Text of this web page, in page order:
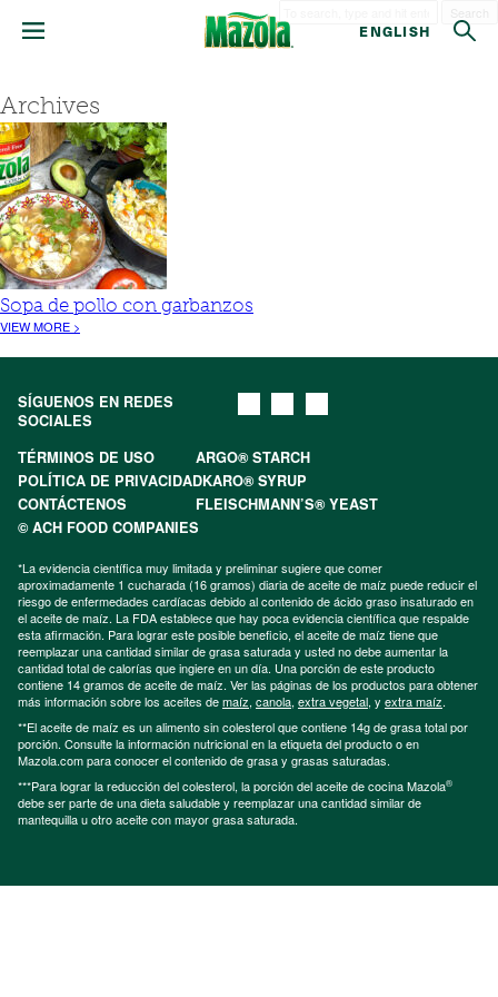
ENGLISH
Archives
Sopa de pollo con garbanzos
VIEW MORE >
SÍGUENOS EN REDES
SOCIALES
TÉRMINOS DE USO
ARGO® STARCH
POLÍTICA DE PRIVACIDADKARO® SYRUP
CONTÁCTENOS
FLEISCHMANN’S® YEAST
© ACH FOOD COMPANIES
*La evidencia científica muy limitada y preliminar sugiere que comer
aproximadamente 1 cucharada (16 gramos) diaria de aceite de maíz puede reducir el
riesgo de enfermedades cardíacas debido al contenido de ácido graso insaturado en
el aceite de maíz. La FDA establece que hay poca evidencia científica que respalde
esta afirmación. Para lograr este posible beneficio, el aceite de maíz tiene que
reemplazar una cantidad similar de grasa saturada y usted no debe aumentar la
cantidad total de calorías que ingiere en un día. Una porción de este producto
contiene 14 gramos de aceite de maíz. Ver las páginas de los productos para obtener
más información sobre los aceites demaíz, canola, extra vegetal, y extra maíz.
**El aceite de maíz es un alimento sin colesterol que contiene 14g de grasa total por
porción. Consulte la información nutricional en la etiqueta del producto o en
Mazola.com para conocer el contenido de grasa y grasas saturadas.
***Para lograr la reducción del colesterol, la porción del aceite de cocina Mazola®
debe ser parte de una dieta saludable y reemplazar una cantidad similar de
mantequilla u otro aceite con mayor grasa saturada.